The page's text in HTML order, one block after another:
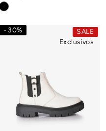
30%
SALE
Exclusivos